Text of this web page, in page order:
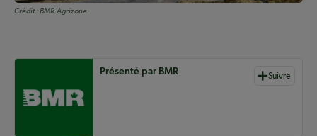
Crédit :BMR-Agrizone
Auteurs de contenu
Présenté par BMR Suivre